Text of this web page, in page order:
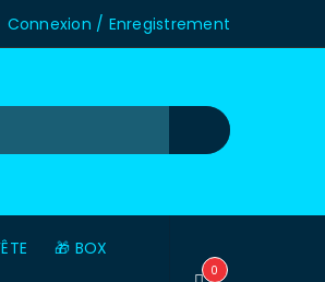
Connexion / Enregistrement
🎁 BOX
0